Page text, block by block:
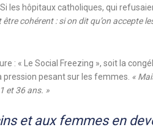
les hôpitaux catholiques, qui
être cohérent : si on dit qu’on accepte
: « Le Social Freezing », soit la
pesant sur les femmes. «
et 36 ans. »
et aux femmes en